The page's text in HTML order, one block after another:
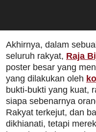
Akhirnya, dalam
seluruh rakyat, Raja
poster besar yang
yang dilakukan oleh
bukti-bukti yang kuat,
siapa sebenarnya
Rakyat terkejut, dan
dikhianati, tetapi